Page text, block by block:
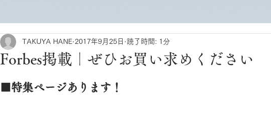
Forbes掲載｜ぜひお買い求めください
TAKUYA HANE 2017年9月25日 読了時間: 1分
■特集ページあります！